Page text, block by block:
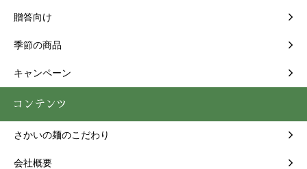
贈答向け
季節の商品
キャンペーン
コンテンツ
さかいの麺のこだわり
会社概要